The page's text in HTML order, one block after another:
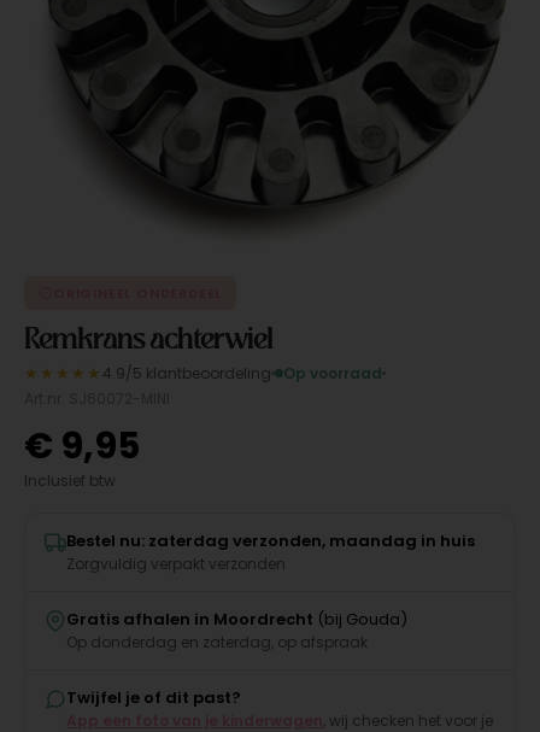
Remkrans achterwiel
★★★★★ 4.9/5 klantbeoordeling
Op voorraad
€ 9,95
Inclusief btw
Bestel nu: zaterdag verzonden, maandag in huis
Zorgvuldig verpakt verzonden
Gratis afhalen in Moordrecht (bij Gouda)
Op donderdag en zaterdag, op afspraak
Twijfel je of dit past?
, wij checken het voor je